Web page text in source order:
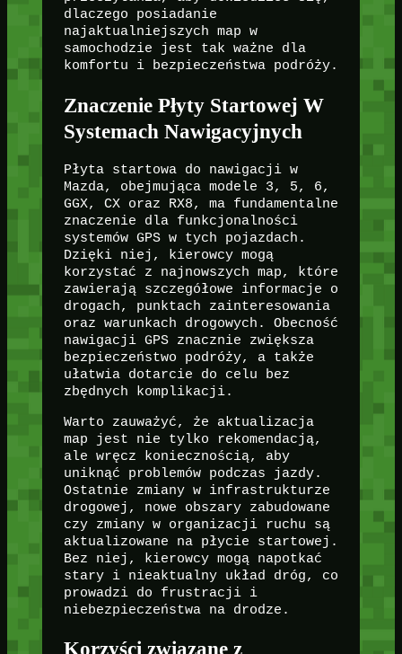
dlaczego posiadanie
najaktualniejszych map w
samochodzie jest tak ważne dla
komfortu i bezpieczeństwa podróży.
Znaczenie Płyty Startowej W
Systemach Nawigacyjnych
Płyta startowa do nawigacji w
Mazda, obejmująca modele 3, 5, 6,
GGX, CX oraz RX8, ma fundamentalne
znaczenie dla funkcjonalności
systemów GPS w tych pojazdach.
Dzięki niej, kierowcy mogą
korzystać z najnowszych map, które
zawierają szczegółowe informacje o
drogach, punktach zainteresowania
oraz warunkach drogowych. Obecność
nawigacji GPS znacznie zwiększa
bezpieczeństwo podróży, a także
ułatwia dotarcie do celu bez
zbędnych komplikacji.
Warto zauważyć, że aktualizacja
map jest nie tylko rekomendacją,
ale wręcz koniecznością, aby
uniknąć problemów podczas jazdy.
Ostatnie zmiany w infrastrukturze
drogowej, nowe obszary zabudowane
czy zmiany w organizacji ruchu są
aktualizowane na płycie startowej.
Bez niej, kierowcy mogą napotkać
stary i nieaktualny układ dróg, co
prowadzi do frustracji i
niebezpieczeństwa na drodze.
Korzyści związane z